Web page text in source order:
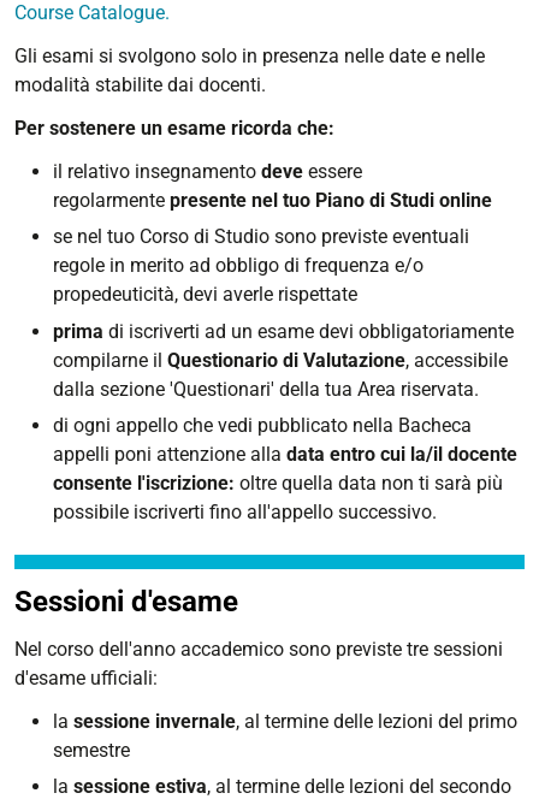
Course Catalogue.
Gli esami si svolgono solo in presenza nelle date e nelle
modalità stabilite dai docenti.
Per sostenere un esame ricorda che:
il relativo insegnamento deve essere
regolarmente presente nel tuo Piano di Studi online
se nel tuo Corso di Studio sono previste eventuali
regole in merito ad obbligo di frequenza e/o
propedeuticità, devi averle rispettate
prima di iscriverti ad un esame devi obbligatoriamente
compilarne il Questionario di Valutazione, accessibile
dalla sezione 'Questionari' della tua Area riservata.
di ogni appello che vedi pubblicato nella Bacheca
appelli poni attenzione alla data entro cui la/il docente
consente l'iscrizione: oltre quella data non ti sarà più
possibile iscriverti fino all'appello successivo.
Sessioni d'esame
Nel corso dell'anno accademico sono previste tre sessioni
d'esame ufficiali:
la sessione invernale, al termine delle lezioni del primo
semestre
la sessione estiva, al termine delle lezioni del secondo